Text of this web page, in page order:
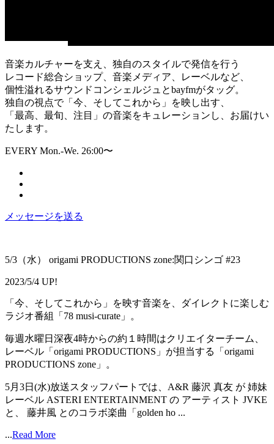
音楽カルチャーを支え、独自のスタイルで発信を行う
レコード総合ショップ、音楽メディア、レーベルなど、
個性溢れるサウンドコンシェルジュとbayfmがタッグ。
独自の視点で「今、そしてこれから」を映し出す、
「最高、最旬、注目」の音楽をキュレーションし、お届けい
たします。
EVERY Mon.-We. 26:00〜
メッセージを送る
5/3（水） origami PRODUCTIONS zone:関口シンゴ #23
2023/5/4 UP!
「今、そしてこれから」を映す音楽を、ダイレクトに楽しむ
ラジオ番組「78 musi-curate」。
毎週水曜日深夜4時からの約１時間はクリエイターチーム、
レーベル「origami PRODUCTIONS」が担当する「origami
PRODUCTIONS zone」。
5月3日(水)放送スタッフパートでは、A&R 藤沢 真友 が 姉妹
レーベル ASTERI ENTERTAINMENT の アーティスト JVKE
と、 藤井風 とのコラボ楽曲「golden ho ...
...Read More